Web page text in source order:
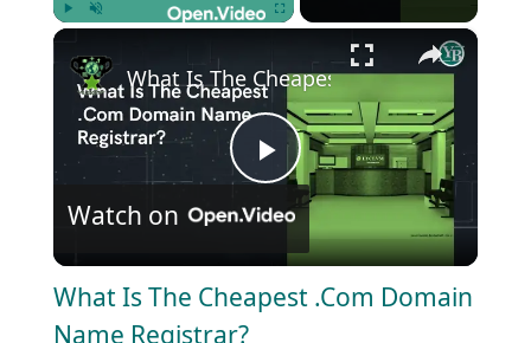
×
P
l
What Is The Cheapest .Com Domain
Watch on
What Is The Cheapest .Com Domain
Name Registrar?